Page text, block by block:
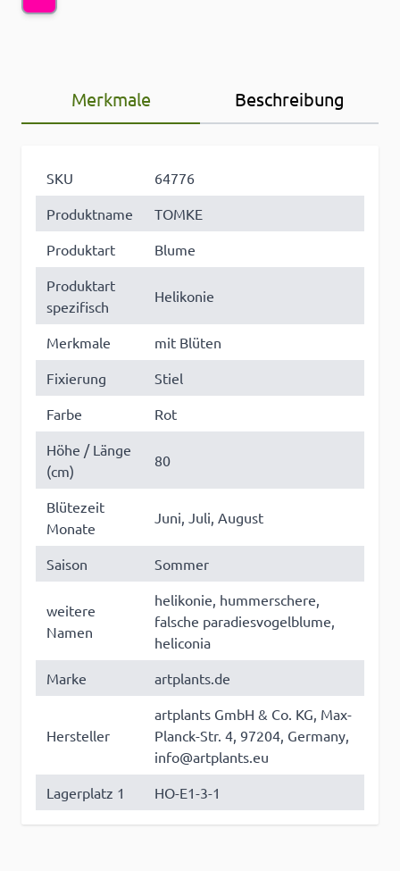
Merkmale Beschreibung
SKU
64776
Produktname
TOMKE
Produktart
Blume
Produktart
spezifisch
Helikonie
Merkmale
mit Blüten
Fixierung
Stiel
Farbe
Rot
Höhe / Länge
(cm)
80
Blütezeit
Monate
Juni, Juli, August
Saison Sommer
weitere
Namen
helikonie, hummerschere,
falsche paradiesvogelblume,
heliconia
Marke
artplants.de
Hersteller
artplants GmbH & Co. KG, Max-
Planck-Str. 4, 97204, Germany,
info@artplants.eu
Lagerplatz 1
HO-E1-3-1